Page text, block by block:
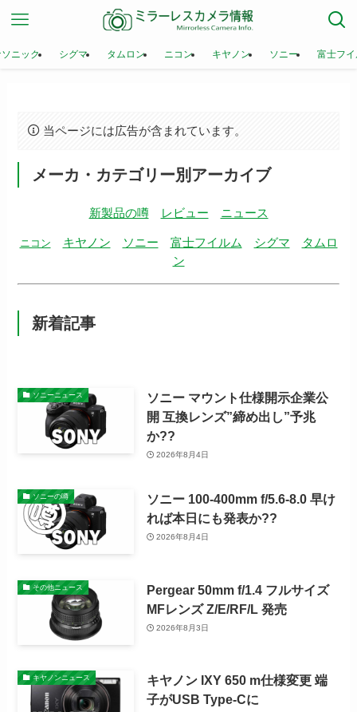
ニック シグマ タムロン ニコン キヤノン ソニー 富士フ
当ページには広告が含まれています。
メーカ・カテゴリー別アーカイブ
新製品の噂 レビュー ニュース
ニコン キヤノン ソニー 富士フイルム シグマ
タムロ
ン
新着記事
ソニーニュース
ソニー マウント仕様開示企業公
開 互換レンズ”締め出し”予兆
か??
2026年8月4日
ソニーの噂
ソニー 100-400mm f/5.6-8.0 早け
れば本日にも発表か??
2026年8月4日
その他ニュース
Pergear 50mm f/1.4 フルサイズ
MFレンズ Z/E/RF/L 発売
2026年8月3日
キヤノンニュース
キヤノン IXY 650 m仕様変更 端
子がUSB Type-Cに